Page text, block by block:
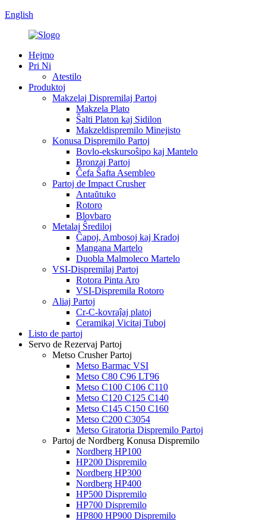
English
Hejmo
Pri Ni
Atestilo
Produktoj
Makzelaj Dispremilaj Partoj
Makzela Plato
Ŝalti Platon kaj Sidilon
Makzeldispremilo Minejisto
Konusa Dispremilo Partoj
Bovlo-ekskursoŝipo kaj Mantelo
Bronzaj Partoj
Ĉefa Ŝafta Asembleo
Partoj de Impact Crusher
Antaŭtuko
Rotoro
Blovbaro
Metalaj Ŝrediloj
Ĉapoj, Ambosoj kaj Kradoj
Mangana Martelo
Duobla Malmoleco Martelo
VSI-Dispremilaj Partoj
Rotora Pinta Aro
VSI-Dispremila Rotoro
Aliaj Partoj
Cr-C-kovraĵaj platoj
Ceramikaj Vicitaj Tuboj
Listo de partoj
Servo de Rezervaj Partoj
Metso Crusher Partoj
Metso Barmac VSI
Metso C80 C96 LT96
Metso C100 C106 C110
Metso C120 C125 C140
Metso C145 C150 C160
Metso C200 C3054
Metso Giratoria Dispremilo Partoj
Partoj de Nordberg Konusa Dispremilo
Nordberg HP100
HP200 Dispremilo
Nordberg HP300
Nordberg HP400
HP500 Dispremilo
HP700 Dispremilo
HP800 HP900 Dispremilo